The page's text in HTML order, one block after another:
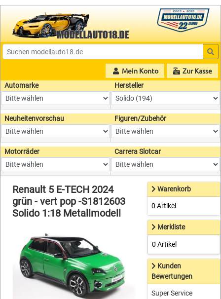
Mein Konto Zur Kasse
Automarke Hersteller
Neuheitenvorschau Figuren/Zubehör
Motorräder Carrera Slotcar
Renault 5 E-TECH 2024
grün - vert pop -S1812603
Solido 1:18 Metallmodell
Warenkorb
0 Artikel
Merkliste
0 Artikel
Kunden
Bewertungen
Super Service